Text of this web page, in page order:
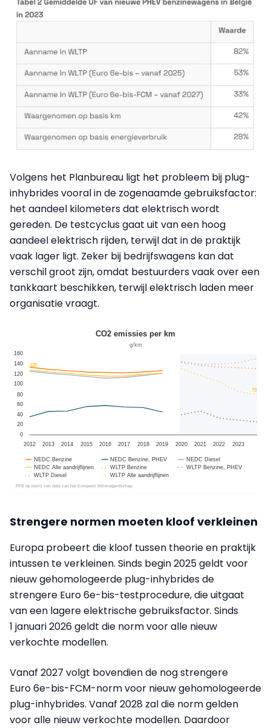
Volgens het Planbureau ligt het probleem bij plug-
inhybrides vooral in de zogenaamde gebruiksfactor:
het aandeel kilometers dat elektrisch wordt
gereden. De testcyclus gaat uit van een hoog
aandeel elektrisch rijden, terwijl dat in de praktijk
vaak lager ligt. Zeker bij bedrijfswagens kan dat
verschil groot zijn, omdat bestuurders vaak over een
tankkaart beschikken, terwijl elektrisch laden meer
organisatie vraagt.
Strengere normen moeten kloof verkleinen
Europa probeert die kloof tussen theorie en praktijk
intussen te verkleinen. Sinds begin 2025 geldt voor
nieuw gehomologeerde plug-inhybrides de
strengere Euro 6e-bis-testprocedure, die uitgaat
van een lagere elektrische gebruiksfactor. Sinds
1 januari 2026 geldt die norm voor alle nieuw
verkochte modellen.
Vanaf 2027 volgt bovendien de nog strengere
Euro 6e-bis-FCM-norm voor nieuw gehomologeerde
plug-inhybrides. Vanaf 2028 zal die norm gelden
voor alle nieuw verkochte modellen. Daardoor